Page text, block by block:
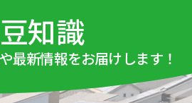
知識
最新情報をお届けします！